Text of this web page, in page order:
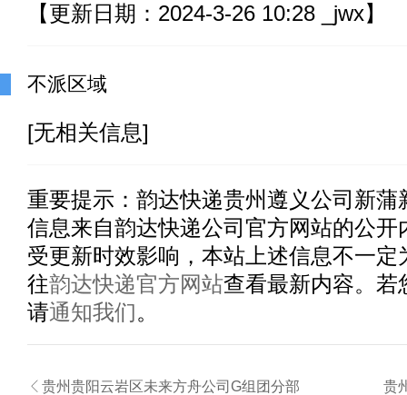
【更新日期：2024-3-26 10:28 _jwx】
不派区域
[无相关信息]
重要提示： 韵达快递贵州遵义公司新蒲
信息来自韵达快递公司官方网站的公开
受更新时效影响，本站上述信息不一定
往韵达快递官方网站查看最新内容。若
请通知我们。
 贵州贵阳云岩区未来方舟公司G组团分部 贵